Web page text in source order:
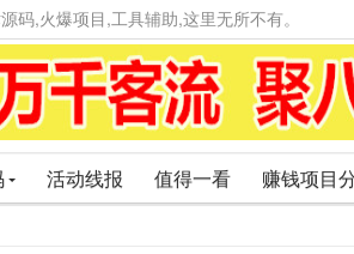
码,火爆项目,工具辅助,这里无所不有。
活动线报 值得一看 赚钱项目